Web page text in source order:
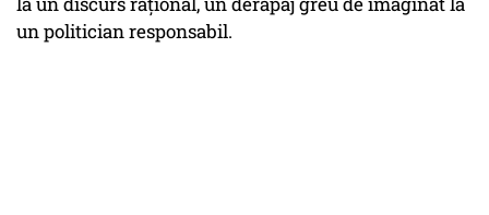
un politician responsabil.